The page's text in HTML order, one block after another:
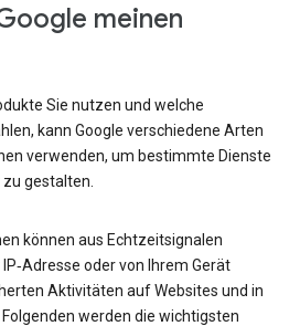
meinen
Sie nutzen und welche
kann Google verschiedene Arten
verwenden, um bestimmte Dienste
gestalten.
können aus Echtzeitsignalen
oder von Ihrem Gerät
Aktivitäten auf Websites und in
werden die wichtigsten